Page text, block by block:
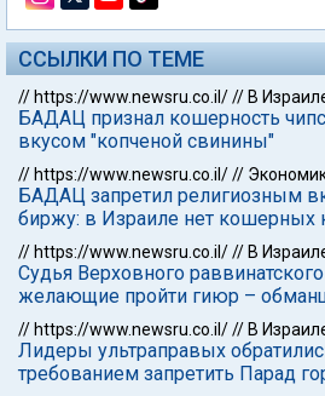
ССЫЛКИ ПО ТЕМЕ
// https://www.newsru.co.il/// В
БАДАЦ признал кошерность
вкусом "копченой свинины"
// https://www.newsru.co.il///
БАДАЦ запретил религиозным
биржу: в Израиле нет кошерных
// https://www.newsru.co.il/// В
Судья Верховного
желающие пройти гиюр –
// https://www.newsru.co.il/// В
Лидеры ультраправых
требованием запретить Парад